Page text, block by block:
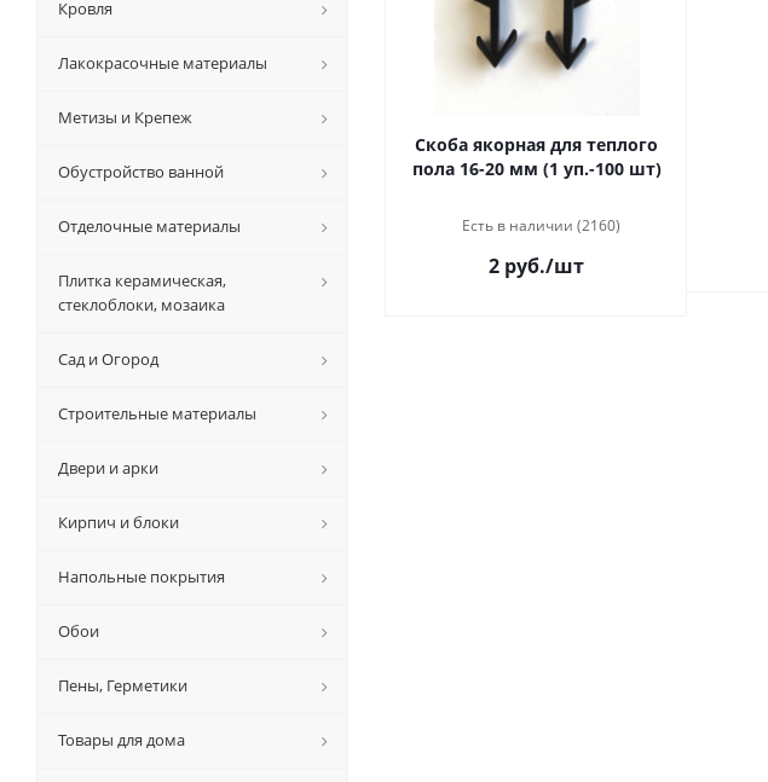
Скоба якорная для теплого
пола 16-20 мм (1 уп.-100 шт)
Есть в наличии (2160)
2 руб./шт
Кровля
Лакокрасочные материалы
Метизы и Крепеж
Обустройство ванной
Отделочные материалы
Плитка керамическая,
стеклоблоки, мозаика
Сад и Огород
Строительные материалы
Двери и арки
Кирпич и блоки
Напольные покрытия
Обои
Пены, Герметики
Товары для дома